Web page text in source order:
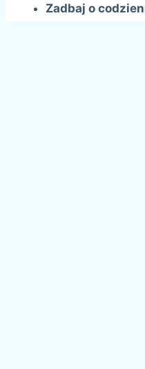
Zadbaj o